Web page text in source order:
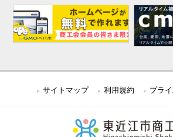
サイトマップ 利用規約 プラ